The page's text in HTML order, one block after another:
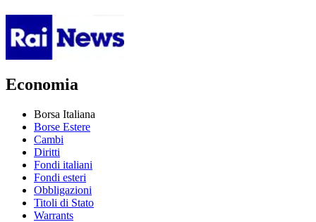
Economia
Borsa Italiana
Borse Estere
Cambi
Diritti
Fondi italiani
Fondi esteri
Obbligazioni
Titoli di Stato
Warrants